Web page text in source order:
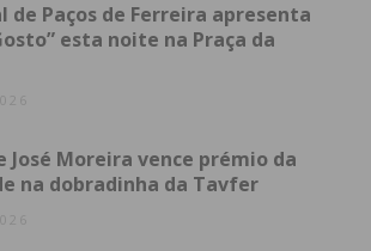
estudantes a custos acessíveis e
em situação económica e
“a proximidade às instituições
da cidade”, caso do
de Paços de Ferreira apresenta
esta noite na Praça da
José Moreira vence prémio da
na dobradinha da Tavfer